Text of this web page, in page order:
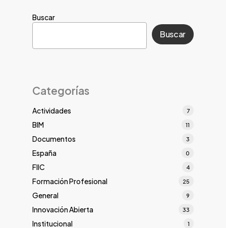
Buscar
Buscar
Categorías
Actividades 7
BIM 11
Documentos 3
España 0
FIIC 4
Formación Profesional 25
General 9
Innovación Abierta 33
Institucional 1